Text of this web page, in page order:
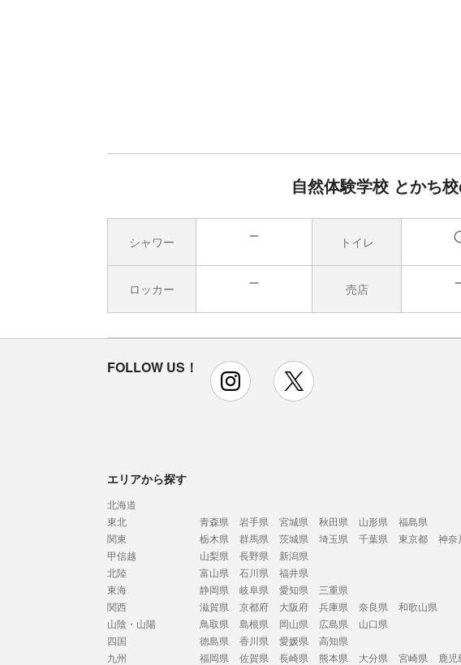
自然体験学校 とかち
シャワー トイレ
ロッカー 売店
FOLLOW US！ instagram
エリアから探す
北海道
東北
青森県 岩手県 宮城県 秋田県 山形県
福島県
関東
栃木県 群馬県 茨城県 埼玉県 千葉県 東京都
神奈
甲信越
山梨県 長野県
新潟県
北陸
富山県 石川県
福井県
東海
静岡県 岐阜県 愛知県
三重県
関西
滋賀県 京都府 大阪府 兵庫県 奈良県
和歌山県
山陰・山陽
鳥取県 島根県 岡山県 広島県
山口県
四国
徳島県 香川県 愛媛県
高知県
九州
福岡県 佐賀県 長崎県 熊本県 大分県 宮崎県
鹿児